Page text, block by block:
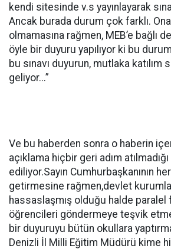
kendi sitesinde v.s yayınlayarak
Ancak burada durum çok farklı.
olmamasına rağmen, MEB’e bağlı
öyle bir duyuru yapılıyor ki bu
bu sınavı duyurun, mutlaka katılım
geliyor...”
Ve bu haberden sonra o haberin
açıklama hiçbir geri adım
ediliyor.Sayın Cumhurbaşkanının
getirmesine rağmen,devlet
hassaslaşmış olduğu halde paralel
öğrencileri göndermeye teşvik
bir duyuruyu bütün okullara
Denizli İl Milli Eğitim Müdürü kime